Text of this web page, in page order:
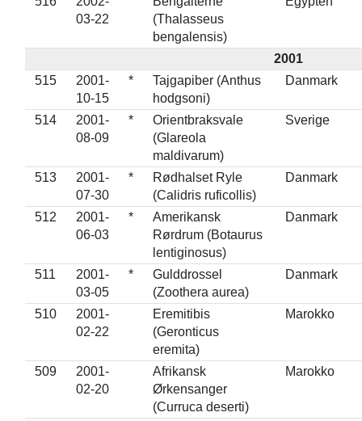
03-22
(Thalasseus
bengalensis)
2001
515
2001-
10-15
*
Tajgapiber (Anthus
hodgsoni)
Danmark
514
2001-
08-09
*
Orientbraksvale
(Glareola
maldivarum)
Sverige
513
2001-
07-30
*
Rødhalset Ryle
(Calidris ruficollis)
Danmark
512
2001-
06-03
*
Amerikansk
Rørdrum (Botaurus
lentiginosus)
Danmark
511
2001-
03-05
*
Gulddrossel
(Zoothera aurea)
Danmark
510
2001-
02-22
Eremitibis
(Geronticus
eremita)
Marokko
509
2001-
02-20
Afrikansk
Ørkensanger
(Curruca deserti)
Marokko